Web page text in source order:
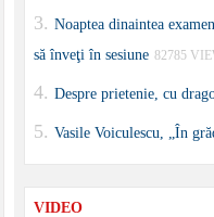
Noaptea dinaintea
să înveţi în sesiune 82785
Despre prietenie, cu
Vasile Voiculescu, „În
VIDEO